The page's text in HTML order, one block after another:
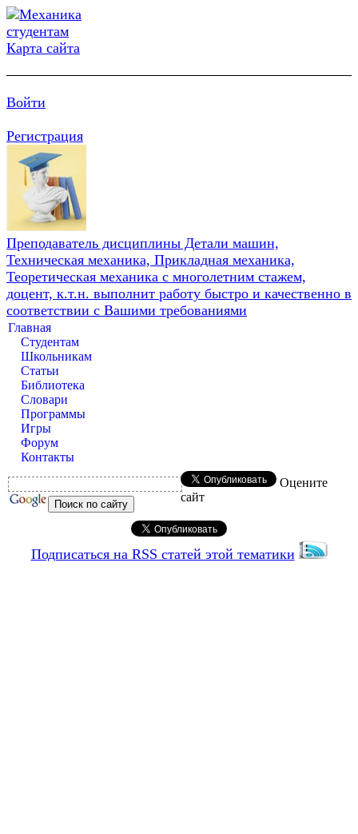
Карта сайта
Войти
Регистрация
Преподаватель дисциплины Детали машин,
Техническая механика, Прикладная механика,
Теоретическая механика с многолетним стажем,
доцент, к.т.н. выполнит работу быстро и качественно в
соответствии с Вашими требованиями
Главная
Студентам
Школьникам
Статьи
Библиотека
Словари
Программы
Игры
Форум
Контакты
Оцените
сайт
Подписаться на RSS статей этой тематики